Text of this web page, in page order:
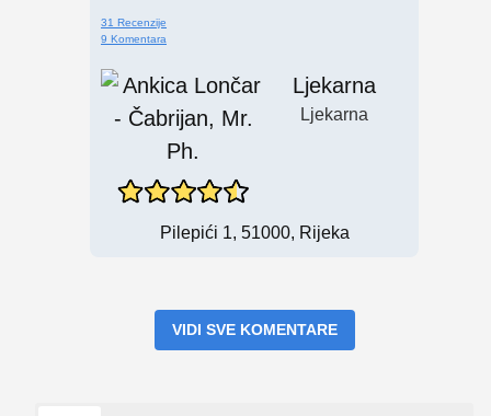
31 Recenzije
9 Komentara
Ljekarna
Ljekarna
Pilepići 1, 51000, Rijeka
VIDI SVE KOMENTARE